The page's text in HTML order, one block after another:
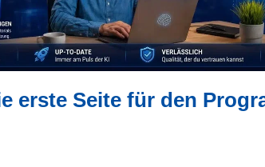
erste Seite für den